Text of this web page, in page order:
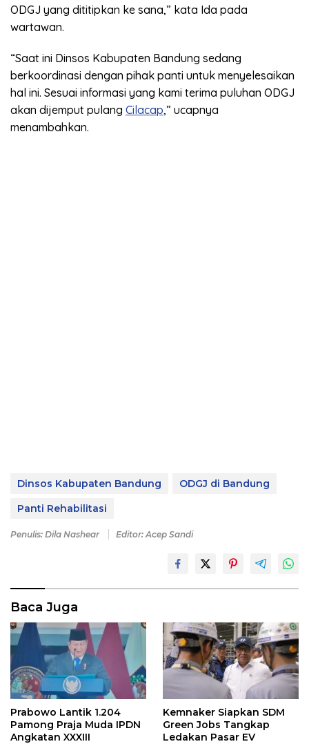
ODGJ yang dititipkan ke sana,” kata Ida pada
wartawan.
“Saat ini Dinsos Kabupaten Bandung sedang
berkoordinasi dengan pihak panti untuk menyelesaikan
hal ini. Sesuai informasi yang kami terima puluhan ODGJ
akan dijemput pulang Cilacap,” ucapnya
menambahkan.
Dinsos Kabupaten Bandung
ODGJ di Bandung
Panti Rehabilitasi
Penulis: Dila Nashear Editor: Acep Sandi
Baca Juga
Prabowo Lantik 1.204
Pamong Praja Muda IPDN
Angkatan XXXIII
Kemnaker Siapkan SDM
Green Jobs Tangkap
Ledakan Pasar EV